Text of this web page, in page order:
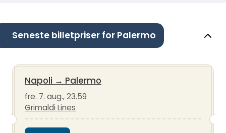
Seneste billetpriser for Palermo
Napoli → Palermo
fre. 7. aug., 23.59
Grimaldi Lines